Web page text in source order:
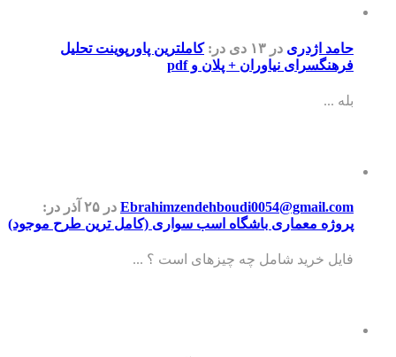
حامد اژدری در ۱۳ دی در:کاملترین پاورپوینت تحلیل
فرهنگسرای نیاوران + پلان و pdf
بله ...
Ebrahimzendehboudi0054@gmail.com در ۲۵ آذر
در:
پروژه معماری باشگاه اسب سواری (کامل ترین طرح موجود)
فایل خرید شامل چه چیزهای است ؟ ...